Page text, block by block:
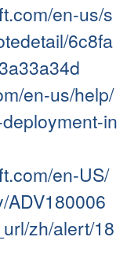
en-us/s
6c8fa
en-us/help/
in
en-US/
zh/alert/18